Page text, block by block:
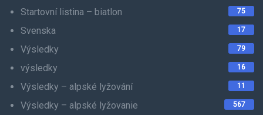
Startovní listina – biatlon 75
Svenska 17
Výsledky 79
výsledky 16
Výsledky – alpské lyžování 11
Výsledky – alpské lyžovanie 567